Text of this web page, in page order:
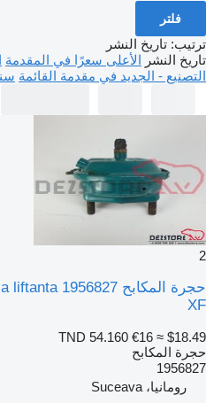
فلتر
ترتيب: تاريخ النشر
تاريخ النشر الأعلى سعرًا في المقدمة
التصنيع - الجديد في مقدمة القائمة
2
XF
TND 54.160 €16 ≈ $18.49
حجرة المكابح
1956827
رومانيا، Suceava